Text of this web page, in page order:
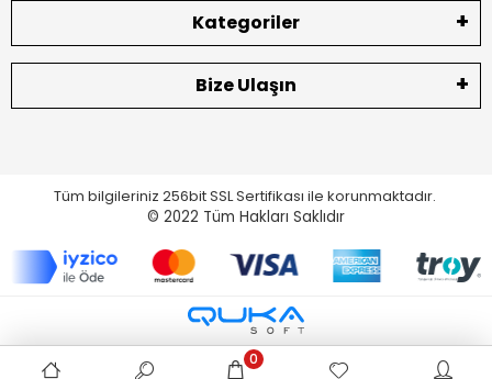
Kategoriler
Bize Ulaşın
Tüm bilgileriniz 256bit SSL Sertifikası ile korunmaktadır.
© 2022 Tüm Hakları Saklıdır
0